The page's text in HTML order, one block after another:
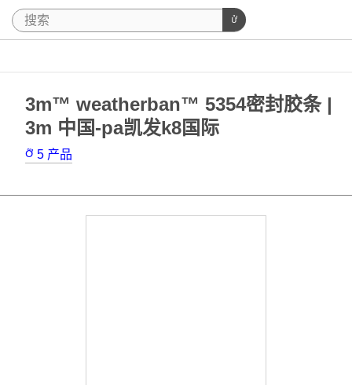
3m™ weatherban™ 5354密封胶条 |
3m 中国-pa凯发k8国际
5 产品